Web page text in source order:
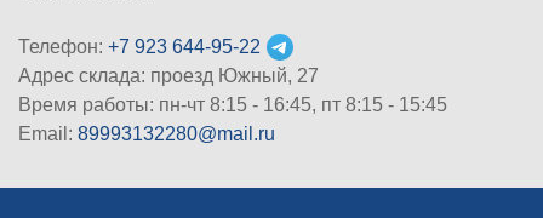
Телефон: +7 923 644-95-22
Адрес склада: проезд Южный, 27
Время работы: пн-чт 8:15 - 16:45, пт 8:15 - 15:45
Email: 89993132280@mail.ru